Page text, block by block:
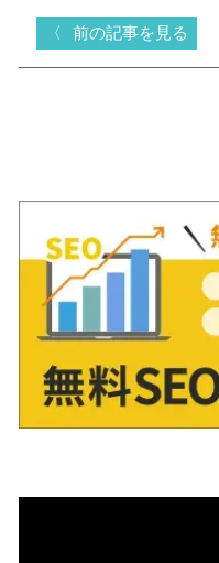
前の記事を見る